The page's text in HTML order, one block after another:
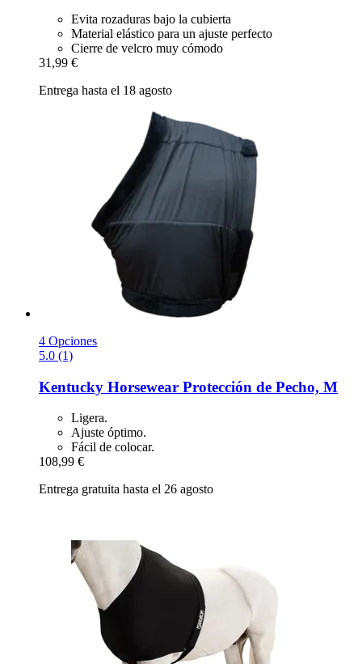
Evita rozaduras bajo la cubierta
Material elástico para un ajuste perfecto
Cierre de velcro muy cómodo
31,99 €
Entrega hasta el 18 agosto
4 Opciones
5.0 (1)
Kentucky Horsewear Protección de Pecho, M
Ligera.
Ajuste óptimo.
Fácil de colocar.
108,99 €
Entrega gratuita hasta el 26 agosto